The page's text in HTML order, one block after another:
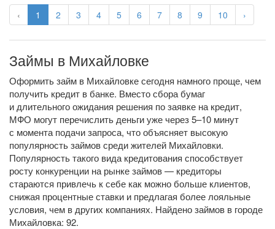
‹ 1 2 3 4 5 6 7 8 9 10 ›
Займы в Михайловке
Оформить займ в Михайловке сегодня намного проще, чем
получить кредит в банке. Вместо сбора бумаг
и длительного ожидания решения по заявке на кредит,
МФО могут перечислить деньги уже через 5–10 минут
с момента подачи запроса, что объясняет высокую
популярность займов среди жителей Михайловки.
Популярность такого вида кредитования способствует
росту конкуренции на рынке займов — кредиторы
стараются привлечь к себе как можно больше клиентов,
снижая процентные ставки и предлагая более лояльные
условия, чем в других компаниях. Найдено займов в городе
Михайловка: 92.